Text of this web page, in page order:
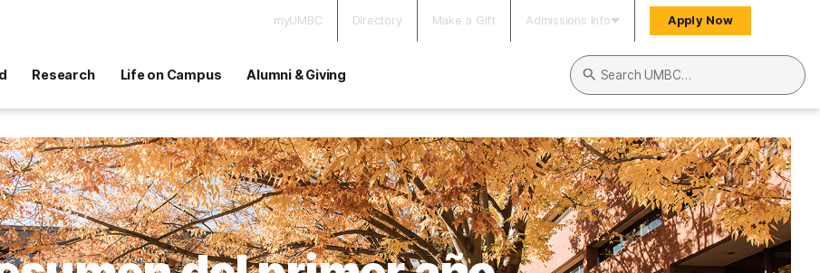
myUMBC Directory Make a Gift Admissions Info Apply Now
Research Life on Campus Alumni & Giving
Search UMBC